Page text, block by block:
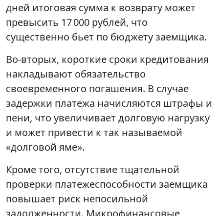
дней итоговая сумма к возврату может
превысить 17 000 рублей, что
существенно бьет по бюджету заемщика.
Во-вторых, короткие сроки кредитования
накладывают обязательство
своевременного погашения. В случае
задержки платежа начисляются штрафы и
пени, что увеличивает долговую нагрузку
и может привести к так называемой
«долговой яме».
Кроме того, отсутствие тщательной
проверки платежеспособности заемщика
повышает риск непосильной
задолженности. Микрофинансовые